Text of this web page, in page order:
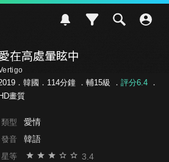
在高處暈眩中
．韓國．114分鐘 ． 輔15級 ． 評分6.4．
HD畫質
類型 愛情
發音 韓語
星等 3.4